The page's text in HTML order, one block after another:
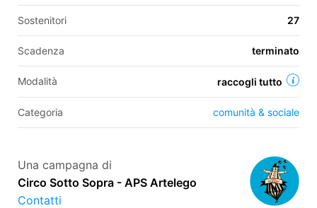
Sostenitori 27
Scadenza terminato
Modalità raccogli tutto
Categoria comunità & sociale
Una campagna di
Circo Sotto Sopra - APS Artelego
Contatti